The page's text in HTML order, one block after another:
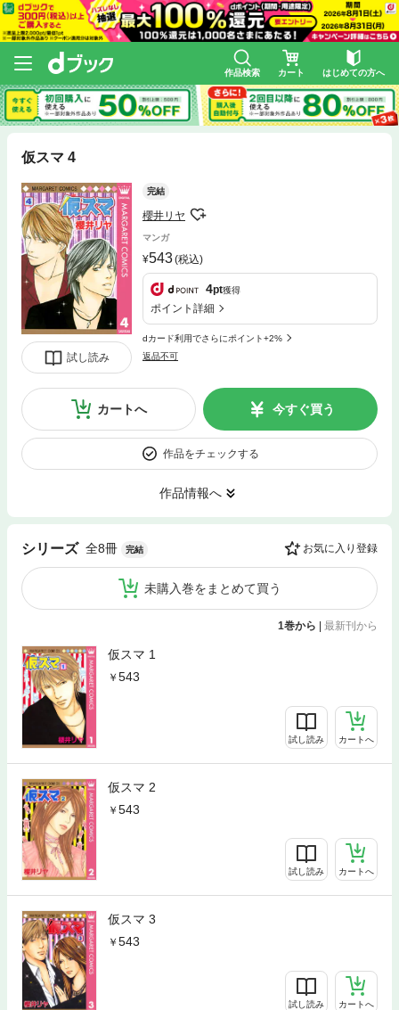
作品検索 カート はじめての方へ
仮スマ 4
試し読み
完結
櫻井リヤ
マンガ
543(税込)
4pt獲得
ポイント詳細
dカード利用でさらにポイント+2%
返品不可
カートへ 今すぐ買う
作品をチェックする
作品情報へ
シリーズ 全8冊 完結 お気に入り登録
未購入巻をまとめて買う
1巻から 最新刊から
仮スマ 1
543
試し読み カートへ
仮スマ 2
543
試し読み カートへ
仮スマ 3
543
試し読み カートへ